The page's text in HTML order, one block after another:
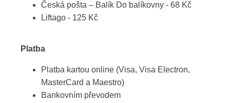
Česká pošta – Balík Do balíkovny - 68 Kč
Liftago - 125 Kč
Platba
Platba kartou online (Visa, Visa Electron,
MasterCard a Maestro)
Bankovním převodem